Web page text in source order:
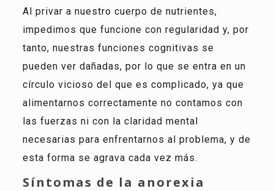
Al privar a nuestro cuerpo de nutrientes,
impedimos que funcione con regularidad y, por
tanto, nuestras funciones cognitivas se
pueden ver dañadas, por lo que se entra en un
círculo vicioso del que es complicado, ya que
alimentarnos correctamente no contamos con
las fuerzas ni con la claridad mental
necesarias para enfrentarnos al problema, y de
esta forma se agrava cada vez más.
Síntomas de la anorexia